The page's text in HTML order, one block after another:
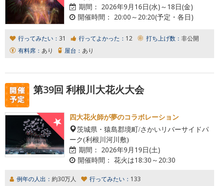
期間： 2026年9月16日(水)～18日(金)
開催時間： 20:00～20:20(予定・各日)
行ってみたい： 31 行ってよかった： 12 打ち上げ数： 非公開
有料席： あり 屋台： あり
第39回 利根川大花火大会
四大花火師が夢のコラボレーション
茨城県・猿島郡境町/さかいリバーサイドパ
ーク(利根川河川敷)
期間： 2026年9月19日(土)
開催時間： 花火は18:30～20:30
例年の人出： 約30万人 行ってみたい： 133